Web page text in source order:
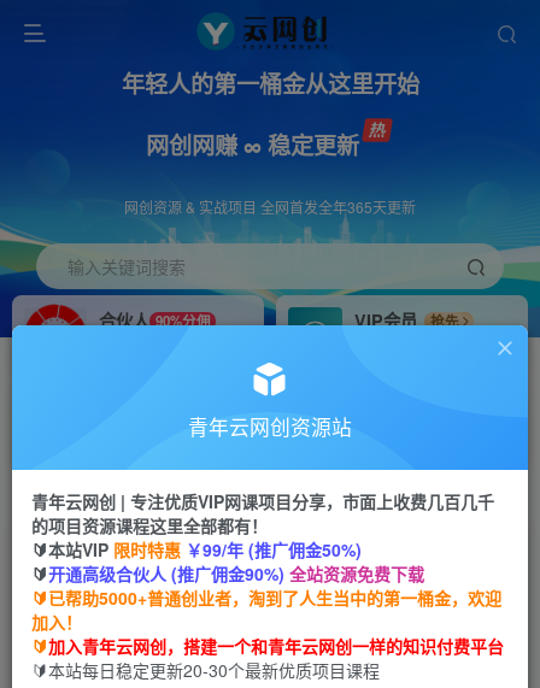
年轻人的第一桶金从这里开始
网创网赚 ∞ 稳定更新
网创资源 & 实战项目 全网首发全年365天更新
输入关键词搜索
合伙人 90%分佣
VIP会员
抢先
搭建同款网站，自己当老板
首页 创业课程 会员免费 正文
小红书无货源最新螺旋起号玩法，电商小白也能做
到单号上万（价值3980元）
青年云网创
2年前发布
关注 私信
青年云网创资源站
青年云网创 | 专注优质VIP网课项目分享，市面上收费几百几千
的项目资源课程这里全部都有！
🔰本站VIP 限时特惠 ￥99/年 (推广佣金50%)
🔰开通高级合伙人 (推广佣金90%) 全站资源免费下载
🔰已帮助5000+普通创业者，淘到了人生当中的第一桶金，欢迎
加入！
🔰加入青年云网创，搭建一个和青年云网创一样的知识付费平台
🔰本站每日稳定更新20-30个最新优质项目课程